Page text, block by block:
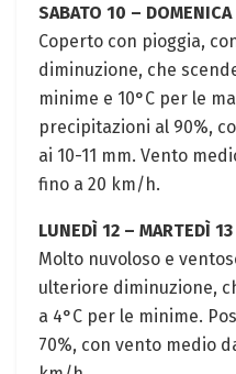
SABATO 10 – DOMENICA
Coperto con pioggia,
diminuzione, che
minime e 10°C per le
precipitazioni al 90%,
ai 10-11 mm. Vento
fino a 20 km/h.
LUNEDÌ 12 – MARTEDÌ 13
Molto nuvoloso e
ulteriore diminuzione,
a 4°C per le minime.
70%, con vento medio